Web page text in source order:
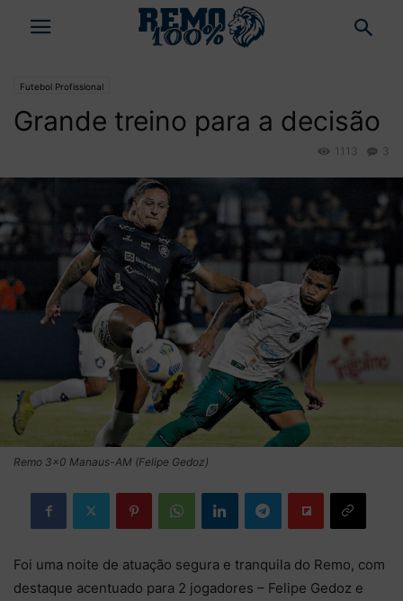
Futebol Profissional
Grande treino para a decisão
3
1113
Remo 3×0 Manaus-AM (Felipe Gedoz)
Foi uma noite de atuação segura e tranquila do Remo, com
destaque acentuado para 2 jogadores – Felipe Gedoz e